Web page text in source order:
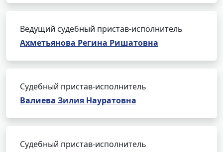
Ведущий судебный пристав-исполнитель
Ахметьянова Регина Ришатовна
Судебный пристав-исполнитель
Валиева Зилия Науратовна
Судебный пристав-исполнитель